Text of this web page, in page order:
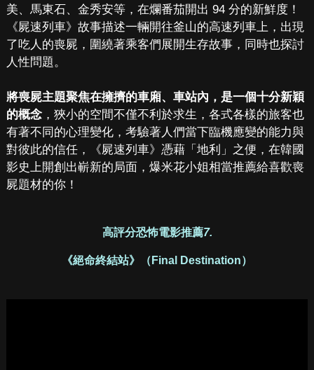
美、馬東石、金秀安等，在爛番茄開出 94 分的新鮮度！
《屍速列車》故事描述一輛開往釜山的高速列車上，出現
了吃人的喪屍，圍繞著乘客們展開生存故事，同時也探討
人性問題。
將喪屍主題聚焦在擁擠的車廂、車站內，是一個十分新穎
的概念，狹小的空間不僅不利於求生，各式各樣的旅客也
有著不同的心理變化，考驗著人們當下臨機應變的能力與
對彼此的信任，《屍速列車》憑藉「地利」之便，在韓國
影史上開創出嶄新的局面，爆米花小姐相當推薦給喜歡喪
屍題材的你！
高評分恐怖電影推薦7.
《絕命終結站》（Final Destination）